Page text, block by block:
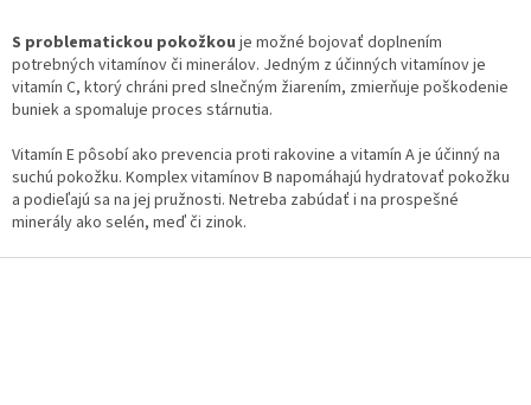
l
á
d
a
i
e
p
k
S problematickou pokožkou je možné bojovať doplnením
potrebných vitamínov či minerálov. Jedným z účinných vitamínov je
vitamín C, ktorý chráni pred slnečným žiarením, zmierňuje poškodenie
buniek a spomaluje proces stárnutia.
Vitamín E pôsobí ako prevencia proti rakovine a vitamín A je účinný na
suchú pokožku. Komplex vitamínov B napomáhajú hydratovať pokožku
a podieľajú sa na jej pružnosti. Netreba zabúdať i na prospešné
minerály ako selén, meď či zinok.